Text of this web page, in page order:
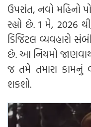
ઉપરાંત, નવો મહિનો
રહ્યો છે. 1 મે, 2026
ડિજિટલ વ્યવહારો
છે. આ નિયમો
જ તમે તમારા કામનું
શકશો.